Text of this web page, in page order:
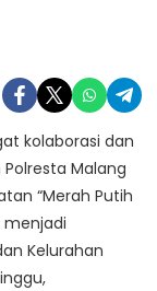
kolaborasi dan
Malang
“Merah Putih
menjadi
Kelurahan